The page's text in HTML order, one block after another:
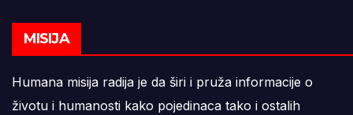
MISIJA
Humana misija radija je da širi i pruža informacije o
životu i humanosti kako pojedinaca tako i ostalih